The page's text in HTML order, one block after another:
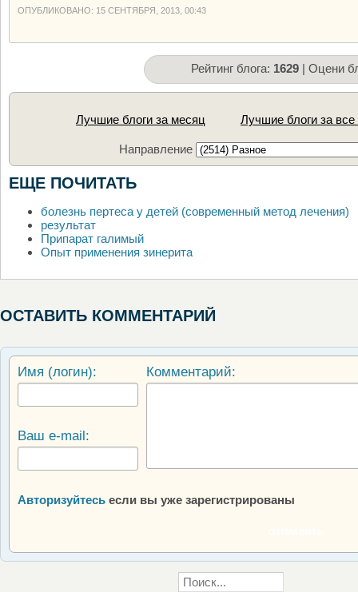
ОПУБЛИКОВАНО: 15 СЕНТЯБРЯ, 2013, 00:43
Рейтинг блога: 1629 | Оцени
Лучшие блоги за месяц Лучшие блоги за
Направление
ЕЩЕ ПОЧИТАТЬ
болезнь пертеса у детей (современный метод лечения)
результат
Припарат галимый
Опыт применения зинерита
ОСТАВИТЬ КОММЕНТАРИЙ
Имя (логин):
Ваш e-mail:
Комментарий:
Авторизуйтесь если вы уже зарегистрированы